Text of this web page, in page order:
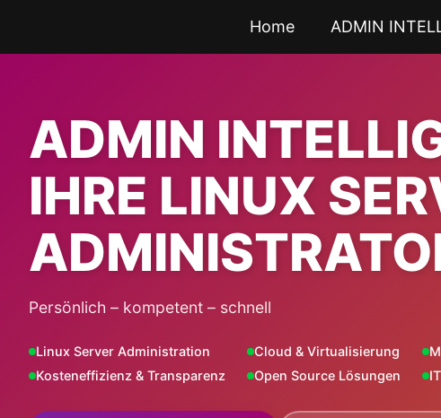
springen
Home ADMIN
ADMIN
IHRE LINUX
Persönlich – kompetent – schnell
Linux Server Administration Cloud & Virtualisierung
Kosteneffizienz & Transparenz
Open Source Lösungen